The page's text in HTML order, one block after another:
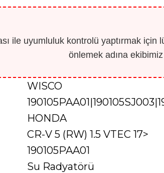
ile uyumluluk kontrolü yaptırmak için
önlemek adına
WISCO
HONDA
CR-V 5 (RW) 1.5 VTEC 17>
190105PAA01
Su Radyatörü